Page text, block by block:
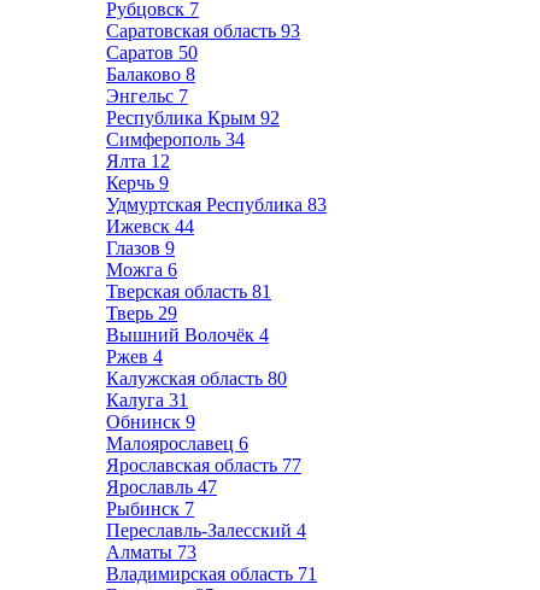
Рубцовск 7
Саратовская область 93
Саратов 50
Балаково 8
Энгельс 7
Республика Крым 92
Симферополь 34
Ялта 12
Керчь 9
Удмуртская Республика 83
Ижевск 44
Глазов 9
Можга 6
Тверская область 81
Тверь 29
Вышний Волочёк 4
Ржев 4
Калужская область 80
Калуга 31
Обнинск 9
Малоярославец 6
Ярославская область 77
Ярославль 47
Рыбинск 7
Переславль-Залесский 4
Алматы 73
Владимирская область 71